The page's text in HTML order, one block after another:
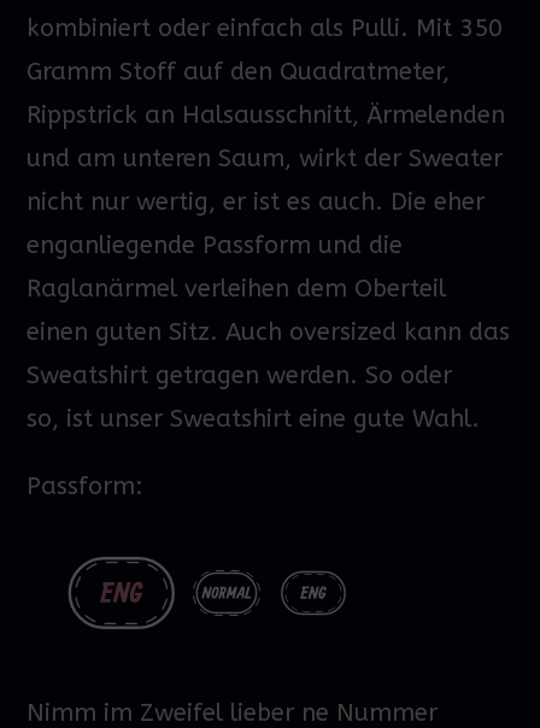
kombiniert oder einfach als Pulli. Mit 350
Gramm Stoff auf den Quadratmeter,
Rippstrick an Halsausschnitt, Ärmelenden
und am unteren Saum, wirkt der Sweater
nicht nur wertig, er ist es auch. Die eher
enganliegende Passform und die
Raglanärmel verleihen dem Oberteil
einen guten Sitz. Auch oversized kann das
Sweatshirt getragen werden.So oder
so, ist unserSweatshirt eine gute Wahl.
Passform:
Nimm im Zweifel lieber ne Nummer